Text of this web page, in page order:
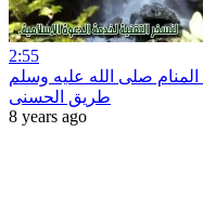
2:55
طريق الحسنى
8 years ago